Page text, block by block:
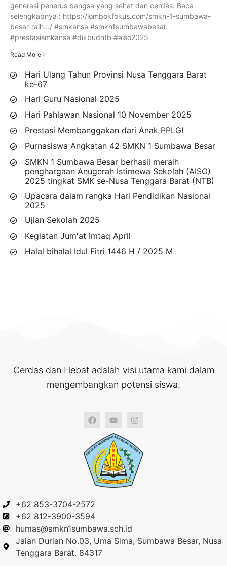
generasi penerus bangsa yang sehat dan cerdas. Baca
selengkapnya : https://lombokfokus.com/smkn-1-sumbawa-
besar-raih…/ #smkansa #smkn1sumbawabesar
#prestasismkansa #dikbudntb #aiso2025
Read More »
Hari Ulang Tahun Provinsi Nusa Tenggara Barat
ke-67
Hari Guru Nasional 2025
Hari Pahlawan Nasional 10 November 2025
Prestasi Membanggakan dari Anak PPLG!
Purnasiswa Angkatan 42 SMKN 1 Sumbawa Besar
SMKN 1 Sumbawa Besar berhasil meraih
penghargaan Anugerah Istimewa Sekolah (AISO)
2025 tingkat SMK se-Nusa Tenggara Barat (NTB)
Upacara dalam rangka Hari Pendidikan Nasional
2025
Ujian Sekolah 2025
Kegiatan Jum'at Imtaq April
Halal bihalal Idul Fitri 1446 H / 2025 M
Cerdas dan Hebat adalah visi utama kami dalam
mengembangkan potensi siswa.
+62 853-3704-2572
+62 812-3900-3594
humas@smkn1sumbawa.sch.id
Jalan Durian No.03, Uma Sima, Sumbawa Besar, Nusa
Tenggara Barat. 84317